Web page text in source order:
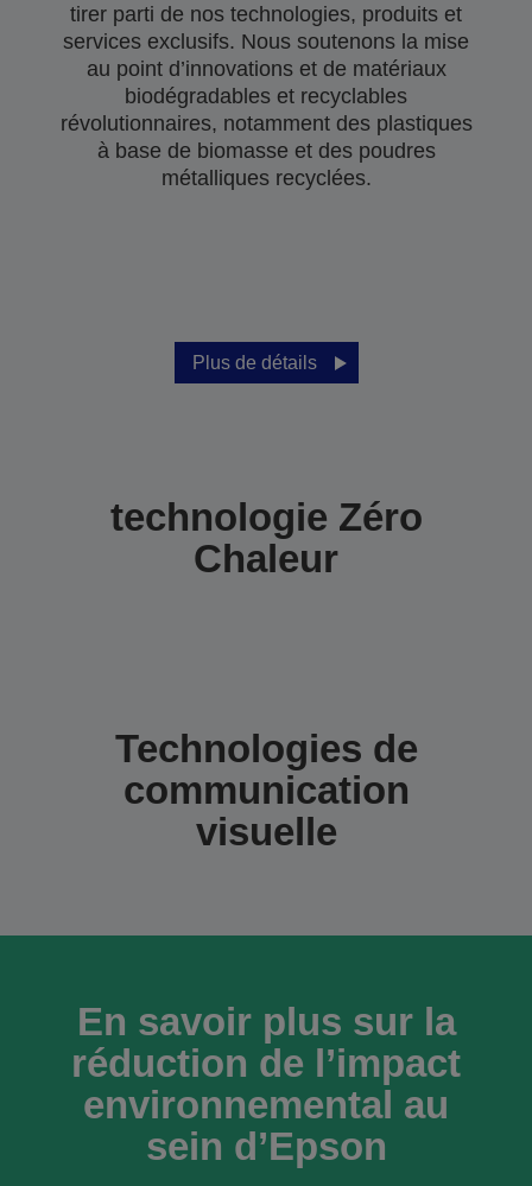
tirer parti de nos technologies, produits et
services exclusifs. Nous soutenons la mise
au point d’innovations et de matériaux
biodégradables et recyclables
révolutionnaires, notamment des plastiques
à base de biomasse et des poudres
métalliques recyclées.
Plus de détails
technologie Zéro
Chaleur
Technologies de
communication
visuelle
En savoir plus sur la
réduction de l’impact
environnemental au
sein d’Epson